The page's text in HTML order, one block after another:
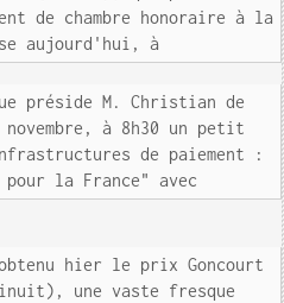
de chambre honoraire à la
aujourd'hui, à
préside M. Christian de
novembre, à 8h30 un petit
de paiement :
la France" avec
obtenu hier le prix Goncourt
une vaste fresque